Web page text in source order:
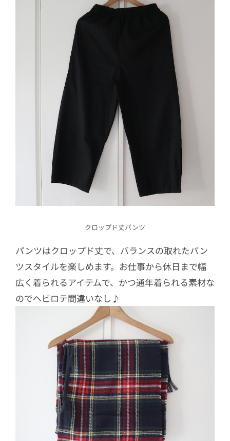
クロップド丈パンツ
パンツはクロップド丈で、バランスの取れたパン
ツスタイルを楽しめます。お仕事から休日まで幅
広く着られるアイテムで、かつ通年着られる素材な
のでヘビロテ間違いなし♪